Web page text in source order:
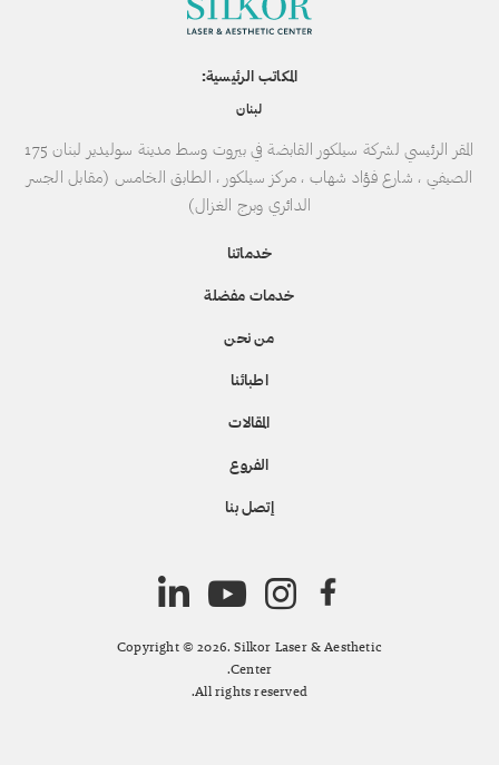
المكاتب الرئيسية:
لبنان
المقر الرئيسي لشركة سيلكور القابضة في بيروت وسط مدينة سوليدير لبنان 175
الصيفي ، شارع فؤاد شهاب ، مركز سيلكور ، الطابق الخامس (مقابل الجسر
الدائري وبرج الغزال)
خدماتنا
خدمات مفضلة
من نحن
اطبائنا
المقالات
الفروع
إتصل بنا
Copyright © 2026. Silkor Laser & Aesthetic
Center.
All rights reserved.